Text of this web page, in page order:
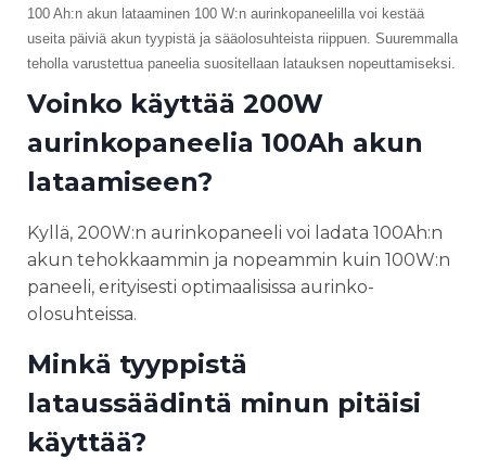
100 Ah:n akun lataaminen 100 W:n aurinkopaneelilla voi kestää
useita päiviä akun tyypistä ja sääolosuhteista riippuen. Suuremmalla
teholla varustettua paneelia suositellaan latauksen nopeuttamiseksi.
Voinko käyttää 200W
aurinkopaneelia 100Ah akun
lataamiseen?
Kyllä, 200W:n aurinkopaneeli voi ladata 100Ah:n
akun tehokkaammin ja nopeammin kuin 100W:n
paneeli, erityisesti optimaalisissa aurinko-
olosuhteissa.
Minkä tyyppistä
lataussäädintä minun pitäisi
käyttää?